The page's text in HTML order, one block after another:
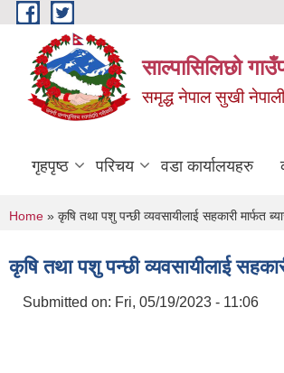
Skip to main content
साल्पासिलिछो
समृद्ध नेपाल सुखी नेपाली
गृहपृष्ठ परिचय वडा कार्यालयहरु
You are here
Home » कृषि तथा पशु पन्छी व्यवसायीलाई सहकारी मार्फत
कृषि तथा पशु पन्छी व्यवसायीलाई
Submitted on: Fri, 05/19/2023 - 11:06